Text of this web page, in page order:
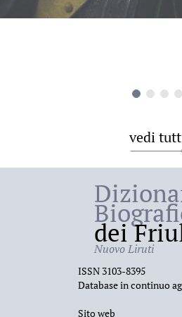
vedi
dei
Nuovo Liruti
ISSN 3103-8395
Database in continuo
Sito web